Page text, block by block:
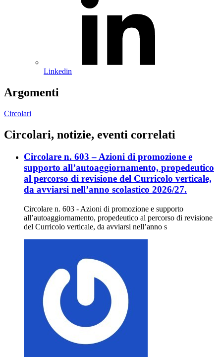
Linkedin
Argomenti
Circolari
Circolari, notizie, eventi correlati
Circolare n. 603 – Azioni di promozione e
supporto all’autoaggiornamento, propedeutico
al percorso di revisione del Curricolo verticale,
da avviarsi nell’anno scolastico 2026/27.
Circolare n. 603 - Azioni di promozione e supporto
all’autoaggiornamento, propedeutico al percorso di revisione
del Curricolo verticale, da avviarsi nell’anno s